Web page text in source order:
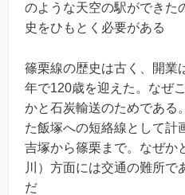
のような天空の駅ができた
史をひもとく必要がある
篠栗線の歴史は古く、開業
年で120歳を迎えた。なぜ
かと石炭輸送のためである
た飯塚への短絡線として計
吉塚から篠栗まで。なぜか
川）方面には交通の難所で
だ